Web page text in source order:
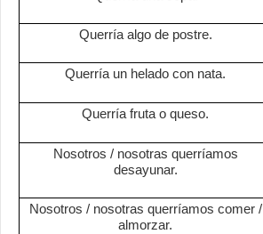
Querría algo de postre.
Querría un helado con nata.
Querría fruta o queso.
Nosotros / nosotras querríamos
desayunar.
Nosotros / nosotras querríamos comer /
almorzar.